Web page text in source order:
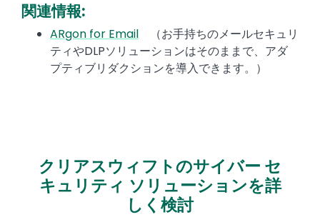
関連情報:
ARgon for Email （お手持ちのメールセキュリ
ティやDLPソリューションはそのままで、アダ
プティブリダクションを導入できます。）
クリアスウィフトのサイバー セ
キュリティ ソリューションを詳
しく検討